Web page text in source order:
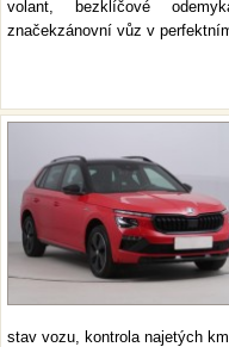
volant, bezklíčové
značekzánovní vůz v
stav vozu, kontrola najetých